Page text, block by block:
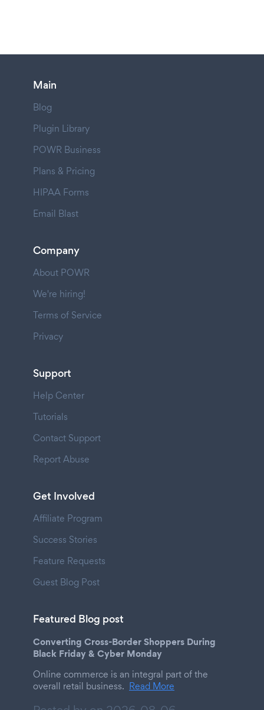
Main
Blog
Plugin Library
POWR Business
Plans & Pricing
HIPAA Forms
Email Blast
Company
About POWR
We're hiring!
Terms of Service
Privacy
Support
Help Center
Tutorials
Contact Support
Report Abuse
Get Involved
Affiliate Program
Success Stories
Feature Requests
Guest Blog Post
Featured Blog post
Converting Cross-Border Shoppers During
Black Friday & Cyber Monday
Online commerce is an integral part of the
overall retail business. Read More